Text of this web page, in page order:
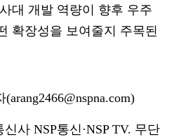
대 개발 역량이 향후 우주
확장성을 보여줄지 주목된
사 NSP통신·NSP TV. 무단